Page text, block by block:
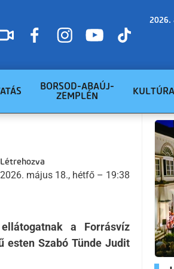
2026.
BORSOD-ABAÚJ-
ZEMPLÉN
KULTÚRA
Létrehozva
2026. május 18., hétfő – 19:38
a Forrásvíz
esten Szabó Tünde Judit